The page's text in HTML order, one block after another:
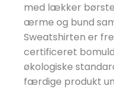
med lækker
ærme og bund
Sweatshirten er
certificeret
økologiske
færdige produkt